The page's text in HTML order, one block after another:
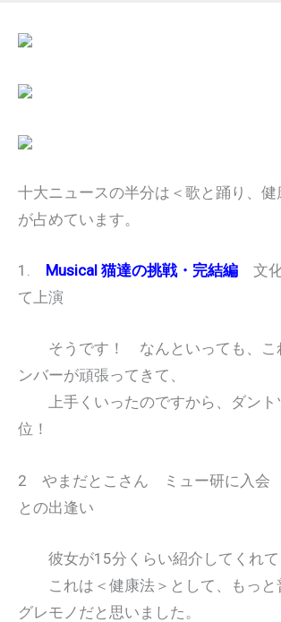
十大ニュースの半分は＜歌と踊り、
が占めています。
1. Musical 猫達の挑戦・完結編 文
て上演
そうです！ なんといっても、こ
ンバーが頑張ってきて、
上手くいったのですから、ダント
位！
2 やまだとこさん ミュー研に入
との出逢い
彼女が15分くらい紹介してくれて
これは＜健康法＞として、もっと
グレモノだと思いました。